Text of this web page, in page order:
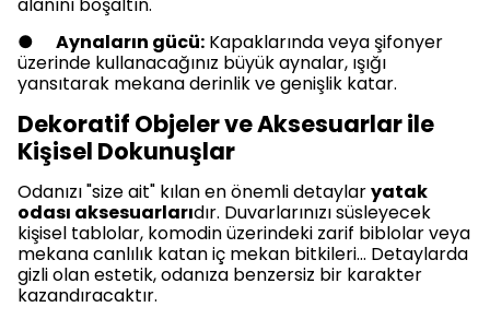
alanını boşaltın.
● Aynaların gücü: Kapaklarında veya şifonyer
üzerinde kullanacağınız büyük aynalar, ışığı
yansıtarak mekana derinlik ve genişlik katar.
Dekoratif Objeler ve Aksesuarlar ile
Kişisel Dokunuşlar
Odanızı "size ait" kılan en önemli detaylaryatak
odası aksesuarlarıdır. Duvarlarınızı süsleyecek
kişisel tablolar, komodin üzerindeki zarif biblolar veya
mekana canlılık katan iç mekan bitkileri... Detaylarda
gizli olan estetik, odanıza benzersiz bir karakter
kazandıracaktır.